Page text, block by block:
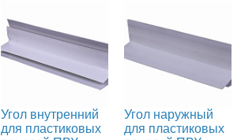
Угол внутренний
для пластиковых
Угол наружный
для пластиковых